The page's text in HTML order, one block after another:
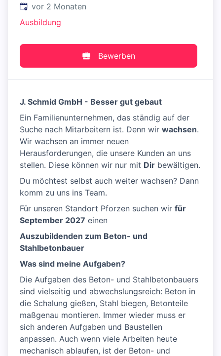
Veröffentlicht:
vor 2 Monaten
Ausbildung
Bewerben
J. Schmid GmbH - Besser gut gebaut
Ein Familienunternehmen, das ständig auf der
Suche nach Mitarbeitern ist. Denn wir wachsen.
Wir wachsen an immer neuen
Herausforderungen, die unsere Kunden an uns
stellen. Diese können wir nur mit Dir bewältigen.
Du möchtest selbst auch weiter wachsen? Dann
komm zu uns ins Team.
Für unseren Standort Pforzen suchen wir für
September 2027 einen
Auszubildenden zum Beton- und
Stahlbetonbauer
Was sind meine Aufgaben?
Die Aufgaben des Beton- und Stahlbetonbauers
sind vielseitig und abwechslungsreich: Beton in
die Schalung gießen, Stahl biegen, Betonteile
maßgenau montieren. Immer wieder muss er
sich anderen Aufgaben und Baustellen
anpassen. Auch wenn viele Arbeiten heute
mechanisch ablaufen, ist der Beton- und